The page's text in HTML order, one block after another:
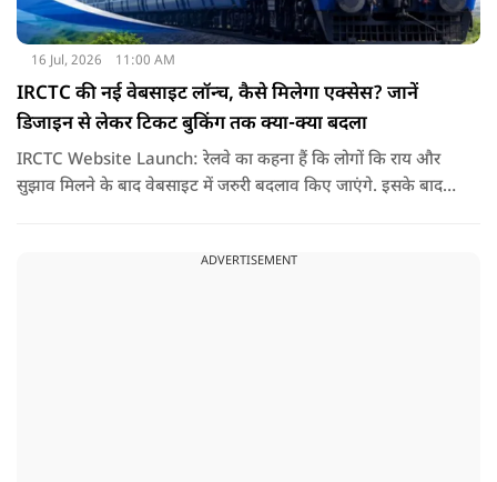
16 Jul, 2026 11:00 AM
IRCTC की नई वेबसाइट लॉन्च, कैसे मिलेगा एक्सेस? जानें
डिजाइन से लेकर टिकट बुकिंग तक क्या-क्या बदला
IRCTC Website Launch: रेलवे का कहना हैं कि लोगों कि राय और
सुझाव मिलने के बाद वेबसाइट में जरुरी बदलाव किए जाएंगे. इसके बाद
बुकिंग को पहले से ज्यादा आसान तेज और बिना परेशानी वाला बनाना हैं.
ADVERTISEMENT